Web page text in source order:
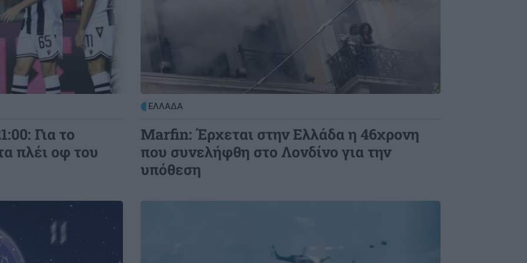
07:44
07:39
ΑΘΛΗΤΙΚΑ
Επέστρεψε Ηράκλειο η αποστολή του
ΟΦΗ - Η προσοχή στο Σούπερ Καπ με
ΑΕΚ
αποκαλύπτει γιατί δεν θέλει να
πρωταγωνιστήσει ποτέ ξανά σε ταινία
Για το
πλέι οφ του
ΕΛΛΑΔΑ
Marfin: Έρχεται στην Ελλάδα η 46χρονη
που συνελήφθη στο Λονδίνο για την
υπόθεση